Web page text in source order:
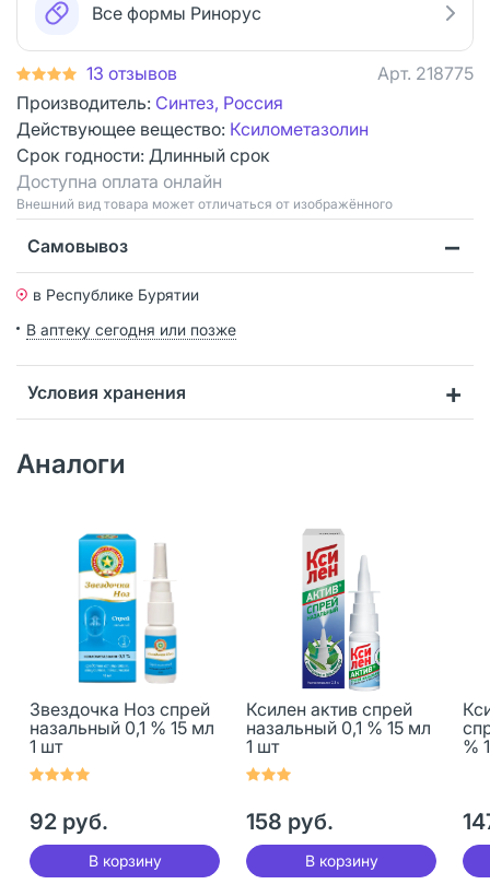
Все формы Ринорус
13 отзывов Арт. 218775
Производитель: Синтез, Россия
Действующее вещество: Ксилометазолин
Срок годности: Длинный срок
Доступна оплата онлайн
Bнешний вид товара может отличаться от изображённого
Самовывоз
в Республике Бурятии
В аптеку сегодня или позже
Условия хранения
Аналоги
Звездочка Ноз спрей
назальный 0,1 % 15 мл
1 шт
92 руб.
В корзину
Ксилен актив спрей
назальный 0,1 % 15 мл
1 шт
158 руб.
В корзину
%